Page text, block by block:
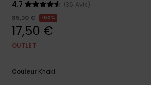
Démarrer
4.7
(36 Avis)
35,00 €
50%
17,50 €
OUTLET
Couleur Khaki